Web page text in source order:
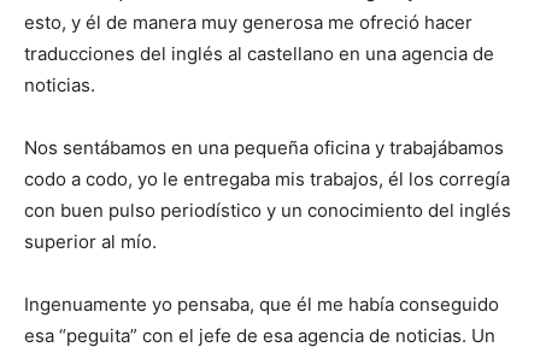
esto, y él de manera muy generosa me ofreció hacer
traducciones del inglés al castellano en una agencia de
noticias.
Nos sentábamos en una pequeña oficina y trabajábamos
codo a codo, yo le entregaba mis trabajos, él los corregía
con buen pulso periodístico y un conocimiento del inglés
superior al mío.
Ingenuamente yo pensaba, que él me había conseguido
esa “peguita” con el jefe de esa agencia de noticias. Un